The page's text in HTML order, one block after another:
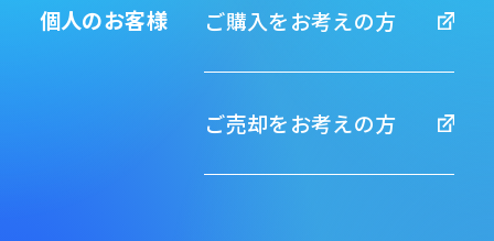
個人のお客様 ご購入をお考えの方
ご売却をお考えの方